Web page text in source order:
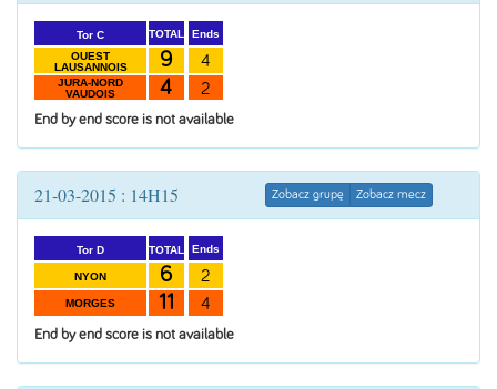
Tor C
OUEST
LAUSANNOIS
JURA-NORD
VAUDOIS
TOTAL
9
4
Ends
4
2
End by end score is not available
21-03-2015 : 14H15 Zobacz grupę Zobacz mecz
Tor D
NYON
MORGES
TOTAL
6
11
Ends
2
4
End by end score is not available